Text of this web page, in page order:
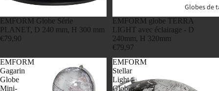
Globes de
EMFORM Globe Série
PLANET, D 240 mm, H 300 mm
€79,90
EMFORM globe TERRA
LIGHT avec éclairage - D
240mm, H 320mm
€79,97
EMFORM
Gagarin
Globe
Mini-
EMFORM
Stellar
Light
Globus